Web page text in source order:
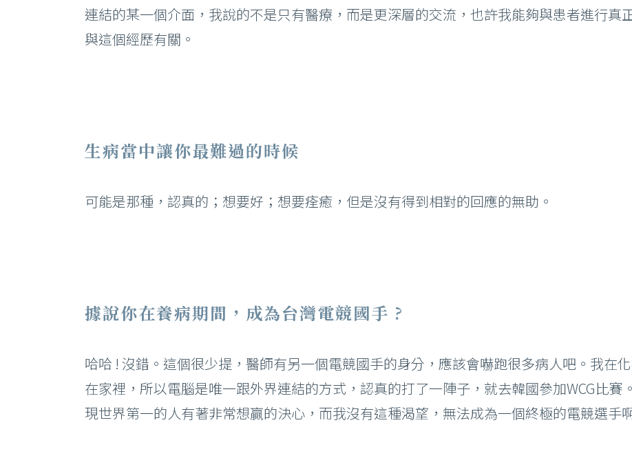
連結的某一個介面，我說的不是只有醫療，而是更深層的交流，也許我能夠與患者進行真
與這個經歷有關。
生病當中讓你最難過的時候
可能是那種，認真的；想要好；想要痊癒，但是沒有得到相對的回應的無助。
據說你在養病期間，成為台灣電競國手 ?
哈哈 ! 沒錯。這個很少提，醫師有另一個電競國手的身分，應該會嚇跑很多病人吧。我在
在家裡，所以電腦是唯一跟外界連結的方式，認真的打了一陣子，就去韓國參加WCG比
現世界第一的人有著非常想贏的決心，而我沒有這種渴望，無法成為一個終極的電競選手